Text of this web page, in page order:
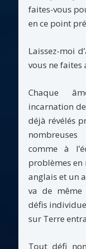
faites-vous
en ce point
Laissez-moi
vous ne faites
Chaque
incarnation
déjà révélés
comme à
problèmes
anglais et un
va de même
défis
sur Terre
Tout défi